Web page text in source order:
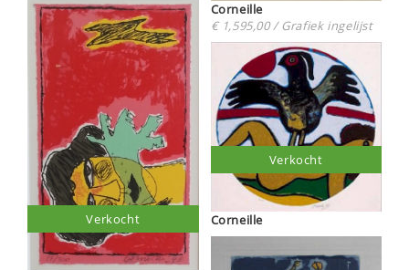
Verkocht
Corneille
€ 1,595,00 / Grafiek ingelijst
Corneille
Verkocht